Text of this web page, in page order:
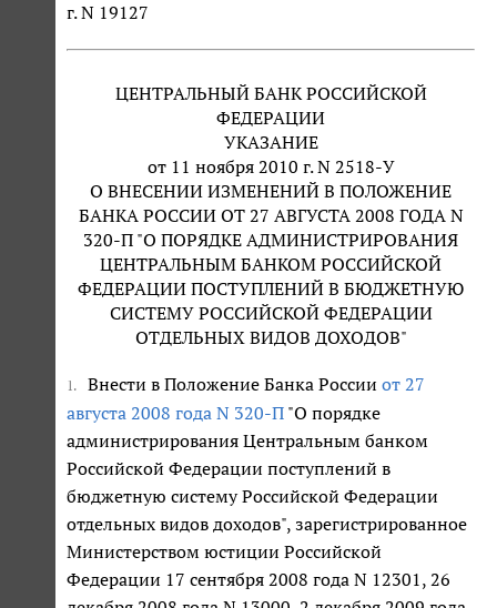
г. N 19127
ЦЕНТРАЛЬНЫЙ БАНК РОССИЙСКОЙ
ФЕДЕРАЦИИ
УКАЗАНИЕ
от 11 ноября 2010 г. N 2518-У
О ВНЕСЕНИИ ИЗМЕНЕНИЙ В ПОЛОЖЕНИЕ
БАНКА РОССИИ ОТ 27 АВГУСТА 2008 ГОДА N
320-П "О ПОРЯДКЕ АДМИНИСТРИРОВАНИЯ
ЦЕНТРАЛЬНЫМ БАНКОМ РОССИЙСКОЙ
ФЕДЕРАЦИИ ПОСТУПЛЕНИЙ В БЮДЖЕТНУЮ
СИСТЕМУ РОССИЙСКОЙ ФЕДЕРАЦИИ
ОТДЕЛЬНЫХ ВИДОВ ДОХОДОВ"
1. Внести в Положение Банка России от 27
августа 2008 года N 320-П "О порядке
администрирования Центральным банком
Российской Федерации поступлений в
бюджетную систему Российской Федерации
отдельных видов доходов", зарегистрированное
Министерством юстиции Российской
Федерации 17 сентября 2008 года N 12301, 26